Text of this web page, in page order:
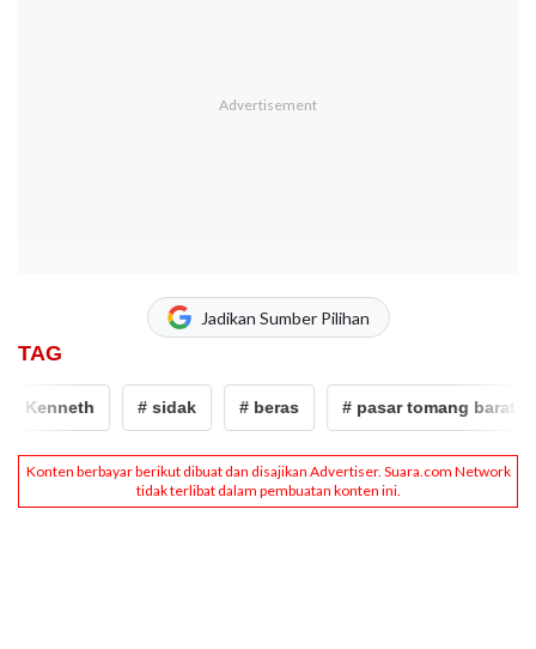
Jadikan Sumber Pilihan
TAG
Kenneth # sidak # beras # pasar tomang barat